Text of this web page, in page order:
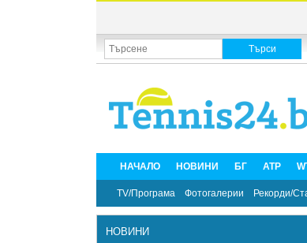
НАЧАЛО НОВИНИ БГ ATP
TV/Програма Фотогалерии Рекорди/
НОВИНИ